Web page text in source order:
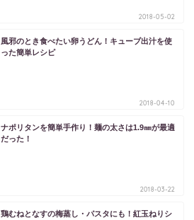
2018-05-02
風邪のとき食べたい卵うどん！キューブ出汁を使
った簡単レシピ
2018-04-10
ナポリタンを簡単手作り！麺の太さは1.9㎜が最適
だった！
2018-03-22
鶏むねとなすの梅蒸し・パスタにも！紅玉ねりシ